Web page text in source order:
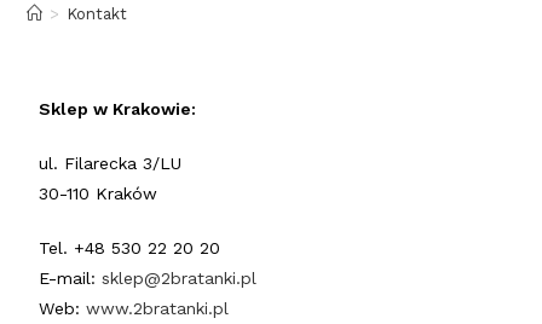
> Kontakt
Sklep w Krakowie:
ul. Filarecka 3/LU
30-110 Kraków
Tel. +48 530 22 20 20
E-mail:sklep@2bratanki.pl
Web:www.2bratanki.pl